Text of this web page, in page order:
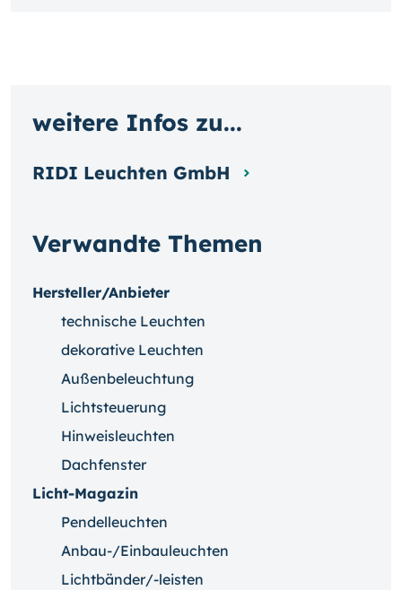
Verwandte Themen
Hersteller/Anbieter
technische Leuchten
dekorative Leuchten
Außenbeleuchtung
Lichtsteuerung
Hinweisleuchten
Dachfenster
Licht-Magazin
Pendelleuchten
Anbau-/Einbauleuchten
Lichtbänder/-leisten
weitere Infos zu...
RIDI Leuchten GmbH